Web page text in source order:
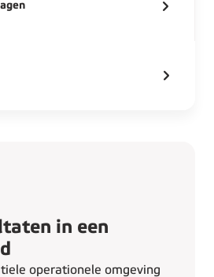
in een
operationele omgeving